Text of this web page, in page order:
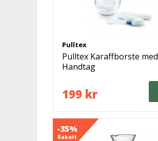
Pulltex
Pulltex Karaffborste med
Handtag
199 kr
-35%
Rabatt